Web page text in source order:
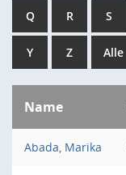
Q R S
Y Z Alle
Name
Abada, Marika